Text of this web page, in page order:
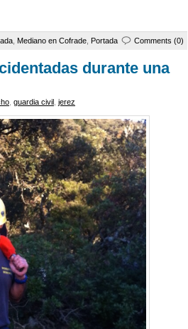
Mediano en Cofrade Portada Comments (0)
durante una
guardia civil jerez